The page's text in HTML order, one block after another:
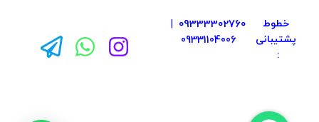
خطوط
پشتیبانی
:
09333302760
|
09331104006